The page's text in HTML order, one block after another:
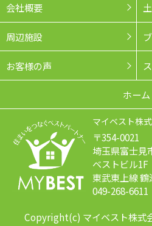
会社概要
周辺施設
お客様の声
ホーム
マイベスト株
〒354-0021
埼玉県富士見
ベストビル1F
東武東上線
049-268-6611
Copyright(c) マイベスト株式